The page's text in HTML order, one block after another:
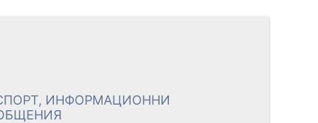
ИНФОРМАЦИОННИ